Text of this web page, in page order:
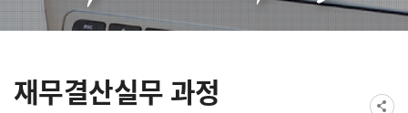
재무결산실무 과정